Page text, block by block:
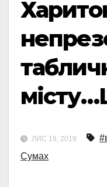
ЛИС 19, 2019
Сумах